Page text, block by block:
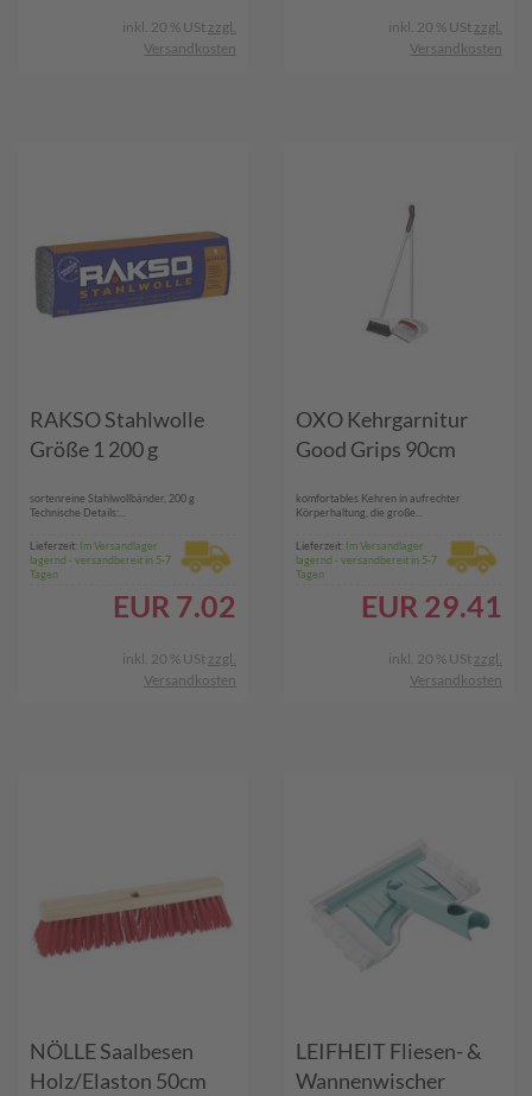
inkl. 20 % USt zzgl.
Versandkosten
inkl. 20 % USt zzgl.
Versandkosten
RAKSO Stahlwolle
Größe 1 200 g
sortenreine Stahlwollbänder, 200 g
Technische Details:...
Lieferzeit: Im Versandlager
lagernd - versandbereit in 5-7
Tagen
EUR 7.02
inkl. 20 % USt zzgl.
Versandkosten
OXO Kehrgarnitur
Good Grips 90cm
komfortables Kehren in aufrechter
Körperhaltung, die große...
Lieferzeit: Im Versandlager
lagernd - versandbereit in 5-7
Tagen
EUR 29.41
inkl. 20 % USt zzgl.
Versandkosten
NÖLLE Saalbesen
Holz/Elaston 50cm
LEIFHEIT Fliesen- &
Wannenwischer